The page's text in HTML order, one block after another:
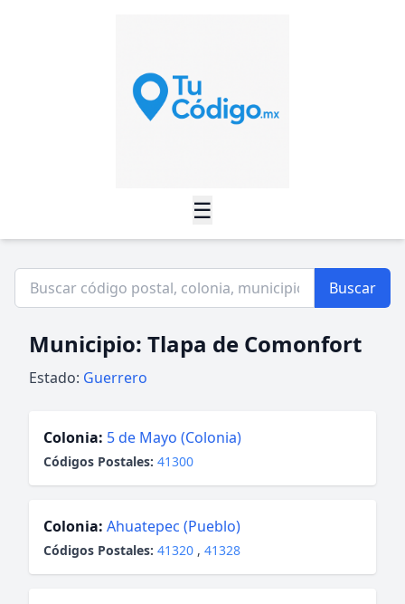
☰
Buscar
Municipio: Tlapa de Comonfort
Estado: Guerrero
Colonia: 5 de Mayo (Colonia)
Códigos Postales: 41300
Colonia: Ahuatepec (Pueblo)
Códigos Postales: 41320 , 41328